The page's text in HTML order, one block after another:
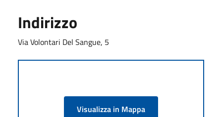
Indirizzo
Via Volontari Del Sangue, 5
Visualizza in Mappa